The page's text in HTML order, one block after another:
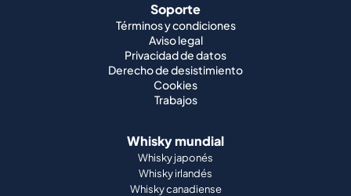
Soporte
Términos y condiciones
Aviso legal
Privacidad de datos
Derecho de desistimiento
Cookies
Trabajos
Whisky mundial
Whisky japonés
Whisky irlandés
Whisky canadiense